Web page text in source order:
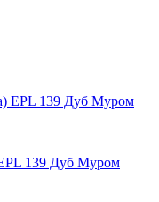
139 Дуб Муром